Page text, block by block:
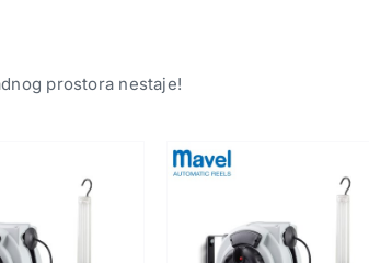
prostora nestaje!